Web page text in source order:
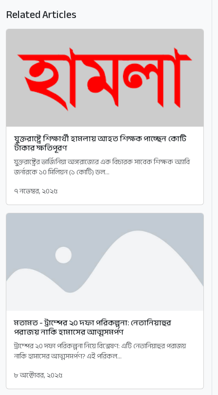
Related Articles
যুক্তরাষ্ট্রে শিক্ষার্থী হামলায় আহত শিক্ষক পাচ্ছেন কোটি
টাকার ক্ষতিপূরণ
যুক্তরাষ্ট্রের ভার্জিনিয়া অঙ্গরাজ্যের এক বিচারক সাবেক শিক্ষক অ্যাবি
জর্নারকে ১০ মিলিয়ন (১ কোটি) ডল...
৭ নভেম্বর, ২০২৫
মতামত - ট্রাম্পের ২০ দফা পরিকল্পনা: নেতানিয়াহুর
পরাজয় নাকি হামাসের আত্মসমর্পণ
ট্রাম্পের ২০ দফা পরিকল্পনা নিয়ে বিশ্লেষণ: এটি নেতানিয়াহুর পরাজয়
নাকি হামাসের আত্মসমর্পণ? এই পরিকল...
৮ অক্টোবর, ২০২৫